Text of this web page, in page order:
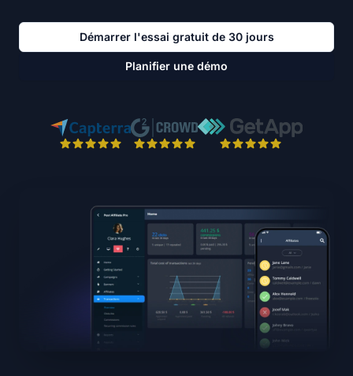
Démarrer l'essai gratuit de 30 jours
Planifier une démo